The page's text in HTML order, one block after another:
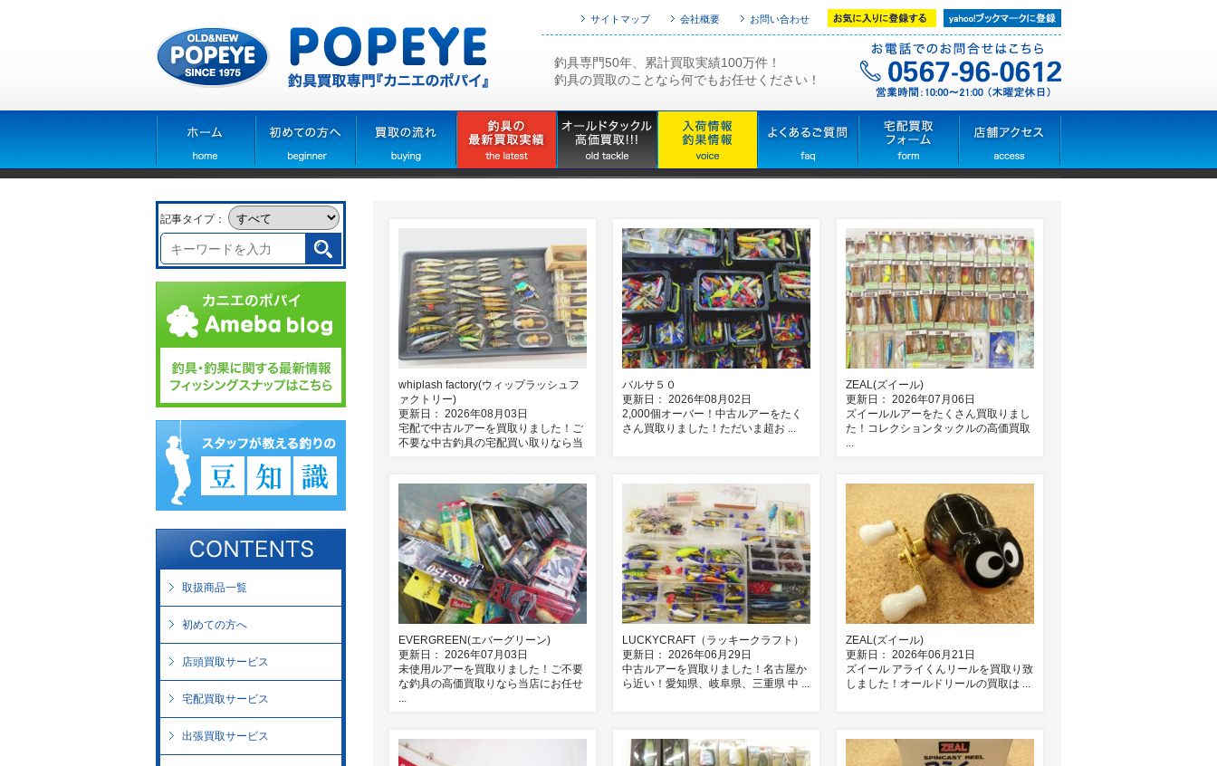
サイトマップ 会社概要 お問い合わせ
釣具専門50年、累計買取実績100万件！
釣具の買取のことなら何でもお任せください！
whiplash factory(ウィップラッシュフ
ァクトリー)
更新日： 2026年08月03日
宅配で中古ルアーを買取りました！ご
不要な中古釣具の宅配買い取りなら当
バルサ５０
更新日： 2026年08月02日
2,000個オーバー！中古ルアーをたく
さん買取りました！ただいま超お ...
ZEAL(ズイール)
更新日： 2026年07月06日
ズイールルアーをたくさん買取りまし
た！コレクションタックルの高価買取
...
EVERGREEN(エバーグリーン)
更新日： 2026年07月03日
未使用ルアーを買取りました！ご不要
な釣具の高価買取りなら当店にお任せ
...
LUCKYCRAFT（ラッキークラフト）
更新日： 2026年06月29日
中古ルアーを買取りました！名古屋か
ら近い！愛知県、岐阜県、三重県 中 ...
ZEAL(ズイール)
更新日： 2026年06月21日
ズイール アライくんリールを買取り致
しました！オールドリールの買取は ...
記事タイプ：
取扱商品一覧
初めての方へ
店頭買取サービス
宅配買取サービス
出張買取サービス